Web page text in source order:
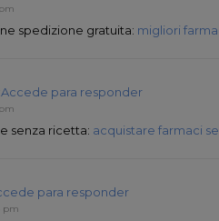
spedizione gratuita: migliori
Accede para responder
senza ricetta: acquistare farmaci
para responder
pm